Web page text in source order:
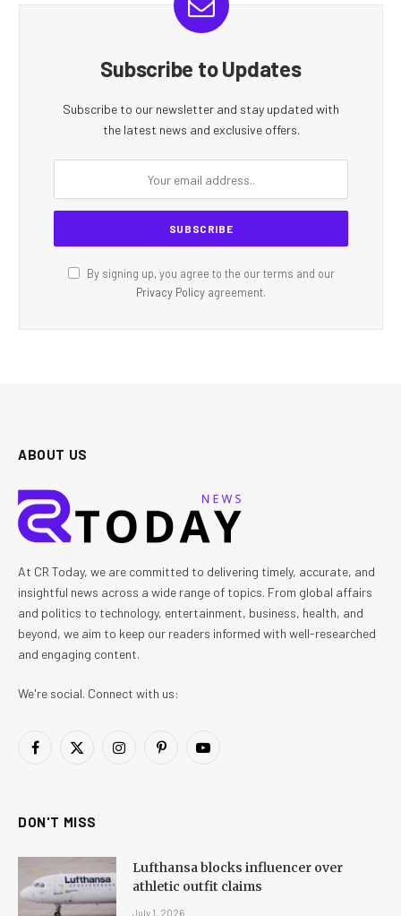
Subscribe to Updates
Subscribe to our newsletter and stay updated with
the latest news and exclusive offers.
By signing up, you agree to the our terms and our
Privacy Policy agreement.
ABOUT US
At CR Today, we are committed to delivering timely, accurate, and
insightful news across a wide range of topics. From global affairs
and politics to technology, entertainment, business, health, and
beyond, we aim to keep our readers informed with well-researched
and engaging content.
We're social. Connect with us:
Facebook
X
InstagramPinterestYouTube
DON'T MISS
Lufthansa blocks influencer over
athletic outfit claims
July 1, 2026